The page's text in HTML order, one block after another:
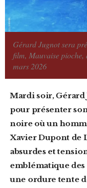
Gérard Jugnot sera
film, Mauvaise
mars 2026
Mardi soir, Gérard
pour présenter
noire où un
Xavier Dupont de
absurdes et
emblématique des
une ordure tente